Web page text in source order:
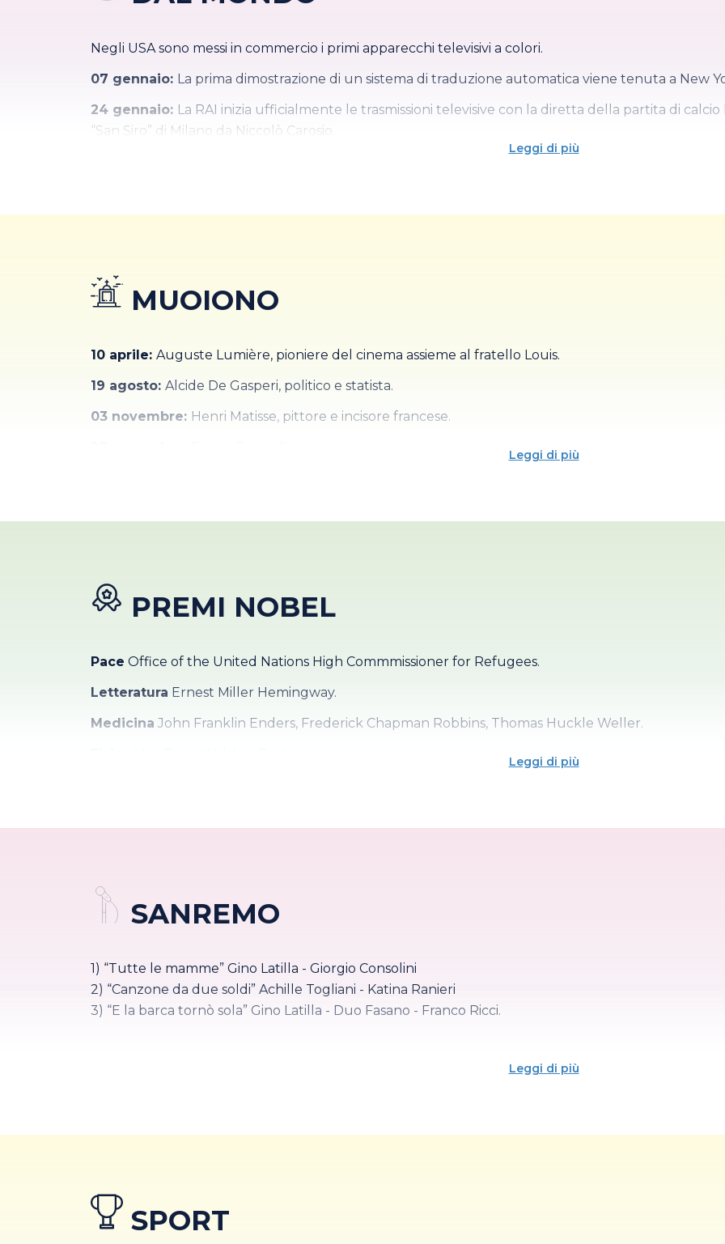
Negli USA sono messi in commercio i primi apparecchi televisivi a colori.
07 gennaio: La prima dimostrazione di un sistema di traduzione automatica viene tenuta a New
24 gennaio: La RAI inizia ufficialmente le trasmissioni televisive con la diretta della partita di
“San Siro” di Milano da Niccolò Carosio.
05 ottobre:
Leggi di più
MUOIONO
10 aprile: Auguste Lumière, pioniere del cinema assieme al fratello Louis.
19 agosto: Alcide De Gasperi, politico e statista.
03 novembre: Henri Matisse, pittore e incisore francese.
Leggi di più
PREMI NOBEL
Pace Office of the United Nations High Commmissioner for Refugees.
Letteratura Ernest Miller Hemingway.
Medicina John Franklin Enders, Frederick Chapman Robbins, Thomas Huckle Weller.
Leggi di più
SANREMO
1) “Tutte le mamme” Gino Latilla - Giorgio Consolini
2) “Canzone da due soldi” Achille Togliani - Katina Ranieri
3) “E la barca tornò sola” Gino Latilla - Duo Fasano - Franco Ricci.
Leggi di più
SPORT